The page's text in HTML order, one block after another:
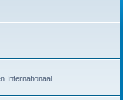
Internationaal